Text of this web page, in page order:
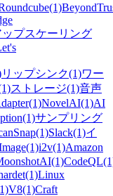
(1)
ップスケーリング
リップシンク(1)ワー
ストレージ(1)音声
(1)NovelAI(1)AI
(1)サンプリング
(1)Slack(1)イ
(1)i2v(1)Amazon
(1)CodeQL
(1)Linux
V8(1)Craft